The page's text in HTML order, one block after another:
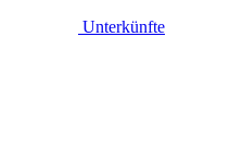
Unterkünfte